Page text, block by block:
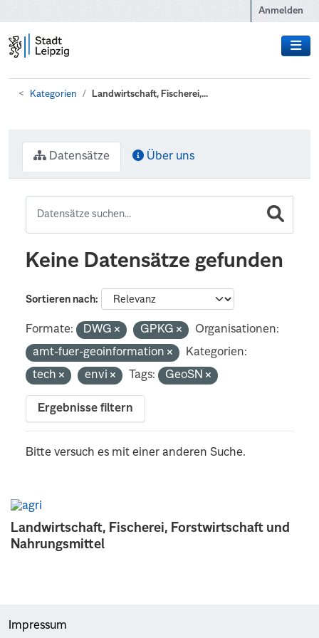
Anmelden
Kategorien Landwirtschaft, Fischerei,...
Landwirtschaft, Fischerei, Forstwirtschaft und
Nahrungsmittel
Datensätze Über uns
Keine Datensätze gefunden
Sortieren nach
Formate: DWG GPKG
Organisationen:
amt-fuer-geoinformation
Kategorien:
tech
envi Tags: GeoSN
Ergebnisse filtern
Bitte versuch es mit einer anderen Suche.
Impressum